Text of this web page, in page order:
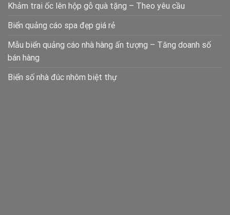
Khảm trai ốc lên hộp gỗ quà tặng – Theo yêu cầu
Biển quảng cáo spa đẹp giá rẻ
Mẫu biển quảng cáo nhà hàng ấn tượng – Tăng doanh số
bán hàng
Biển số nhà đúc nhôm biệt thự